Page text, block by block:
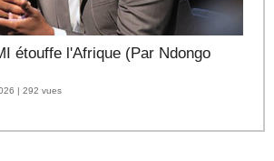
étouffe l'Afrique (Par Ndongo
| 292 vues